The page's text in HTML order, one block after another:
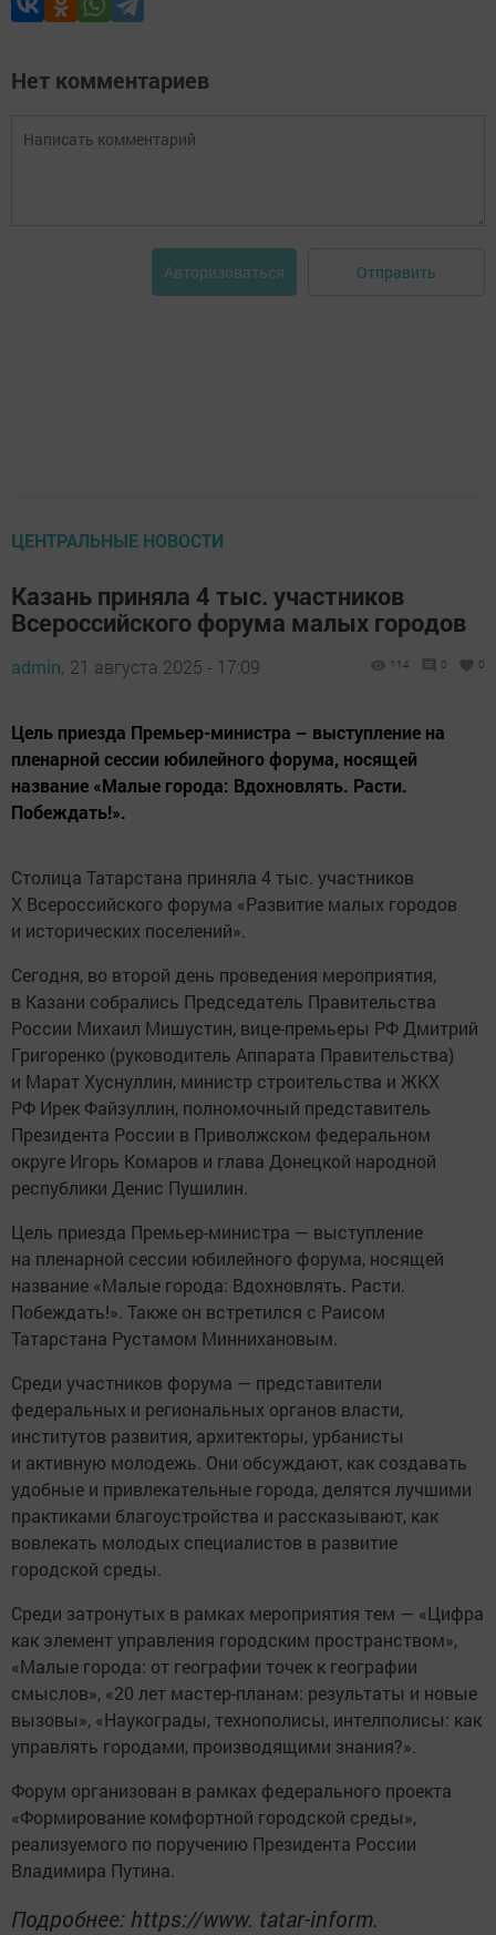
Нет комментариев
Авторизоваться Отправить
ЦЕНТРАЛЬНЫЕ НОВОСТИ
Казань приняла 4 тыс. участников
Всероссийского форума малых городов
admin, 21 августа 2025 - 17:09 114 0 0
Цель приезда Премьер-министра – выступление на
пленарной сессии юбилейного форума, носящей
название «Малые города: Вдохновлять. Расти.
Побеждать!».
Столица Татарстана приняла 4 тыс. участников
X Всероссийского форума «Развитие малых городов
и исторических поселений».
Сегодня, во второй день проведения мероприятия,
в Казани собрались Председатель Правительства
России Михаил Мишустин, вице-премьеры РФ Дмитрий
Григоренко (руководитель Аппарата Правительства)
и Марат Хуснуллин, министр строительства и ЖКХ
РФ Ирек Файзуллин, полномочный представитель
Президента России в Приволжском федеральном
округе Игорь Комаров и глава Донецкой народной
республики Денис Пушилин.
Цель приезда Премьер-министра — выступление
на пленарной сессии юбилейного форума, носящей
название «Малые города: Вдохновлять. Расти.
Побеждать!». Также он встретился с Раисом
Татарстана Рустамом Миннихановым.
Среди участников форума — представители
федеральных и региональных органов власти,
институтов развития, архитекторы, урбанисты
и активную молодежь. Они обсуждают, как создавать
удобные и привлекательные города, делятся лучшими
практиками благоустройства и рассказывают, как
вовлекать молодых специалистов в развитие
городской среды.
Среди затронутых в рамках мероприятия тем — «Цифра
как элемент управления городским пространством»,
«Малые города: от географии точек к географии
смыслов», «20 лет мастер-планам: результаты и новые
вызовы», «Наукограды, технополисы, интелполисы: как
управлять городами, производящими знания?».
Форум организован в рамках федерального проекта
«Формирование комфортной городской среды»,
реализуемого по поручению Президента России
Владимира Путина.
Подробнее: https://www. tatar-inform.